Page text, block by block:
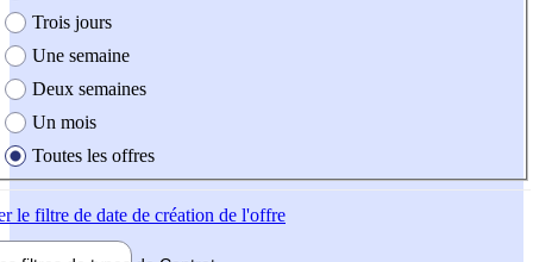
Trois jours
Une semaine
Deux semaines
Un mois
Toutes les offres
le filtre de date de création de l'offre